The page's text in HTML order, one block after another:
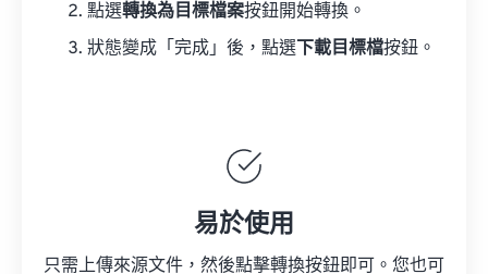
點選轉換為目標檔案按鈕開始轉換。
狀態變成「完成」後，點選 下載目標檔按鈕。
易於使用
只需上傳來源文件，然後點擊轉換按鈕即可。您也可